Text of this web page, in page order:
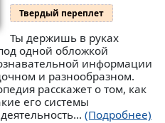
Твердый переплет
Ты держишь в руках
одной обложкой
информации
и разнообразном.
расскажет о том, как
его системы
(Подробнее)